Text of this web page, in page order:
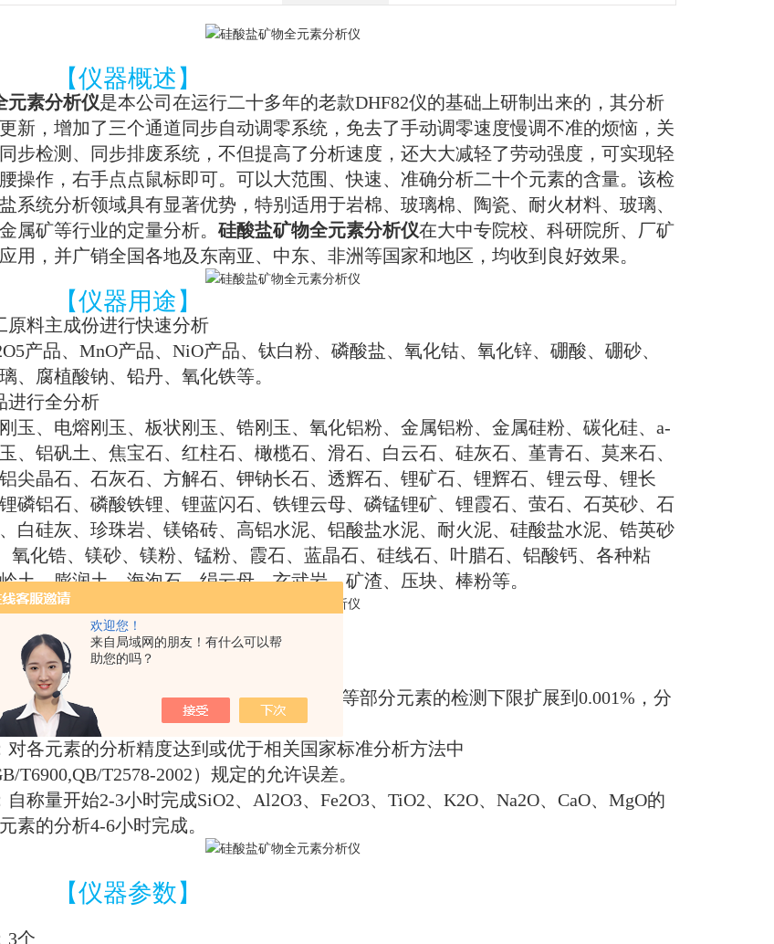
欢迎您！
来自局域网的朋友！有什么可以帮
助您的吗？
【仪器概述】
元素分析仪是本公司在运行二十多年的老款DHF82仪的基础上研制出来的，其分析
新，增加了三个通道同步自动调零系统，免去了手动调零速度慢调不准的烦恼，关
步检测、同步排废系统，不但提高了分析速度，还大大减轻了劳动强度，可实现轻
操作，右手点点鼠标即可。可以大范围、快速、准确分析二十个元素的含量。该检
系统分析领域具有显著优势，特别适用于岩棉、玻璃棉、陶瓷、耐火材料、玻璃、
属矿等行业的定量分析。 硅酸盐矿物全元素分析仪在大中专院校、科研院所、厂矿
用，并广销全国各地及东南亚、中东、非洲等国家和地区，均收到良好效果。
【仪器用途】
原料主成份进行快速分析
产品、 MnO产品、 NiO产品、钛白粉、磷酸盐、氧化钴、氧化锌、硼酸、硼砂、
、腐植酸钠、铅丹、氧化铁等。
进行全分析
玉、电熔刚玉、板状刚玉、锆刚玉、氧化铝粉、金属铝粉、金属硅粉、碳化硅、 a-
、铝矾土、焦宝石、红柱石、橄榄石、滑石、白云石、硅灰石、堇青石、莫来石、
尖晶石、石灰石、方解石、钾钠长石、 透辉石、锂矿石、锂辉石、锂云母、锂长
磷铝石、磷酸铁锂、锂蓝闪石、铁锂云母、磷锰锂矿、锂霞石、萤石、石英砂、石
白硅灰、 珍珠岩、镁铬砖、高铝水泥、铝酸盐水泥、耐火泥、硅酸盐水泥、锆英砂
氧化锆、镁砂、镁粉、锰粉、霞石、蓝晶石、硅线石、叶腊石、铝酸钙、各种粘
土、膨润土、海泡石、绢云母、玄武岩、矿渣、压块、棒粉等。
高精度分析
Na2O、CaO 、P2O3、MnO、Cr2O3 等部分元素的检测下限扩展到 0.001% ，分
。
对各元素的分析精度达到或优于相关国家标准分析方法中
T6900,QB/T2578-2002）规定的允许误差。
自称量开始2-3小时完成SiO2、 Al2O3、 Fe2O3、 TiO2、 K2O、 Na2O、 CaO、 MgO的
素的分析4-6小时完成。
【仪器参数】
3个